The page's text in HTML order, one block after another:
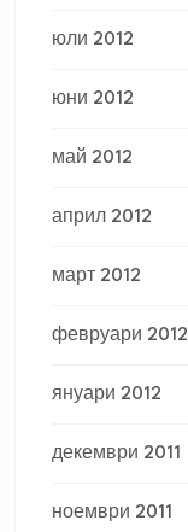
юли 2012
юни 2012
май 2012
април 2012
март 2012
февруари 2012
януари 2012
декември 2011
ноември 2011